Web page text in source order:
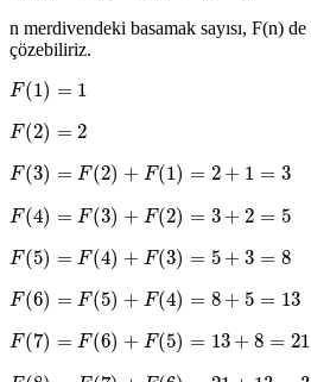
n merdivendeki basamak sayısı, F(n)
çözebiliriz.
F(1) = 1
F(2) = 2
F(3) = F(2) + F(1) = 2 + 1 = 3
F(4) = F(3) + F(2) = 3 + 2 = 5
F(5) = F(4) + F(3) = 5 + 3 = 8
F(6) = F(5) + F(4) = 8 + 5 = 13
F(7) = F(6) + F(5) = 13 + 8 = 21